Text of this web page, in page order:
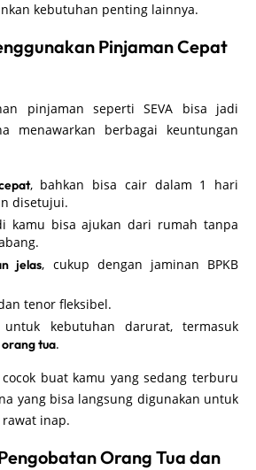
kebutuhan penting lainnya.
Pinjaman Cepat
pinjaman seperti SEVA bisa jadi
menawarkan berbagai keuntungan
, bahkan bisa cair dalam 1 hari
disetujui.
kamu bisa ajukan dari rumah tanpa
jelas, cukup dengan jaminan BPKB
tenor fleksibel.
untuk kebutuhan darurat, termasuk
tua.
buat kamu yang sedang terburu
yang bisa langsung digunakan untuk
inap.
Orang Tua dan